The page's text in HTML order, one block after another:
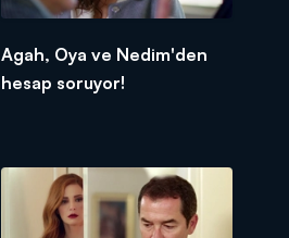
Agah, Oya ve Nedim'den
hesap soruyor!